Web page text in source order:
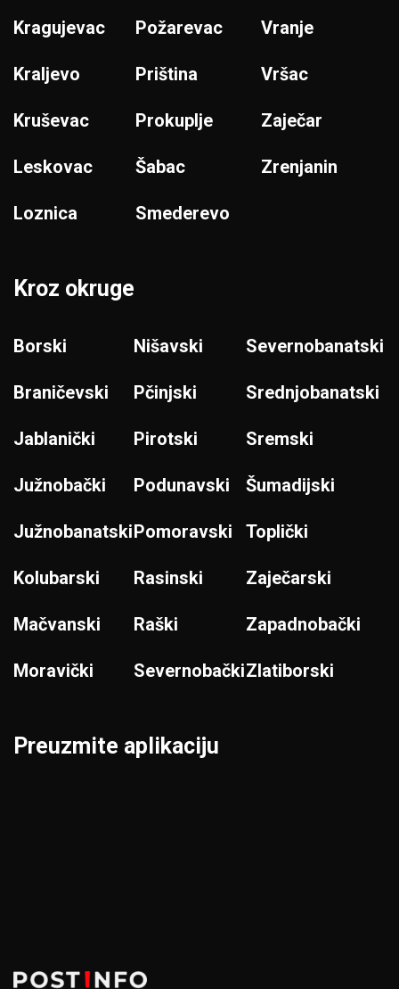
Kragujevac
Kraljevo
Kruševac
Leskovac
Loznica
Požarevac
Priština
Prokuplje
Šabac
Smederevo
Vranje
Vršac
Zaječar
Zrenjanin
Kroz okruge
Borski
Braničevski
Jablanički
Južnobački
Južnobanatski
Kolubarski
Mačvanski
Moravički
Nišavski
Pčinjski
Pirotski
Podunavski
Pomoravski
Rasinski
Raški
Severnobački
Severnobanatski
Srednjobanatski
Sremski
Šumadijski
Toplički
Zaječarski
Zapadnobački
Zlatiborski
Preuzmite aplikaciju